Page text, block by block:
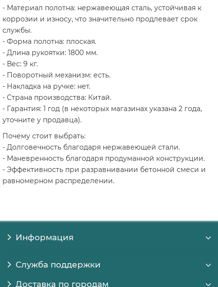
- Материал полотна: нержавеющая сталь, устойчивая к
коррозии и износу, что значительно продлевает срок
службы.
- Форма полотна: плоская.
- Длина рукоятки: 1800 мм.
- Вес: 9 кг.
- Поворотный механизм: есть.
- Накладка на ручке: нет.
- Страна производства: Китай.
- Гарантия: 1 год (в некоторых магазинах указана 2 года,
уточните у продавца).
Почему стоит выбрать:
- Долговечность благодаря нержавеющей стали.
- Маневренность благодаря продуманной конструкции.
- Эффективность при разравнивании бетонной смеси и
равномерном распределении.
Информация
Служба поддержки
Доставка по городам